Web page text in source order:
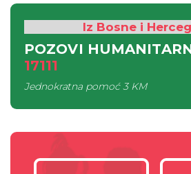
Iz Bosne i
POZOVI
17111
Jednokratna pomoć3 KM